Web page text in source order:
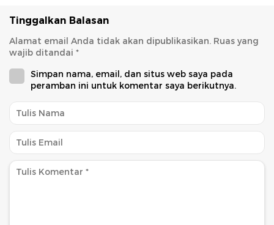
Tinggalkan Balasan
Alamat email Anda tidak akan dipublikasikan. Ruas yang
wajib ditandai *
Simpan nama, email, dan situs web saya pada
peramban ini untuk komentar saya berikutnya.